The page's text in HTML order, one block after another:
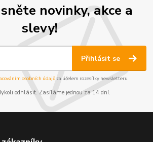
novinky, akce a
slevy!
Přihlásit se
osobních údajůza účelem rozesílky newsletteru.
odhlásit. Zasíláme jednou za 14 dní.